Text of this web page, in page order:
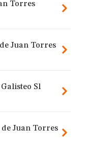
Torres
Juan Torres
Sl
Juan Torres